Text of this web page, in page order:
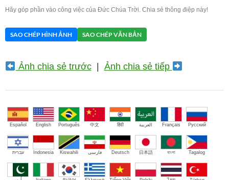
Hãy góp phần vào công việc của Đức Chúa Trời. Chia sẻ thông điệp này!
SAO CHÉP HÌNH ẢNH SAO CHÉP VĂN BẢN
Ảnh chia sẻ trước| Ảnh chia sẻ tiếp
Español English Português 中文 हिंदी العربية Français Русский
עברית Indonesia Kiswahili فارسی Deutsch 日本語 বাংলা Tagalog